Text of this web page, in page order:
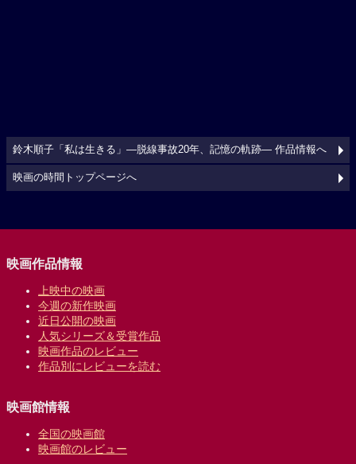
鈴木順子「私は生きる」―脱線事故20年、記憶の軌跡― 作品情報へ
映画の時間トップページへ
映画作品情報
上映中の映画
今週の新作映画
近日公開の映画
人気シリーズ＆受賞作品
映画作品のレビュー
作品別にレビューを読む
映画館情報
全国の映画館
映画館のレビュー